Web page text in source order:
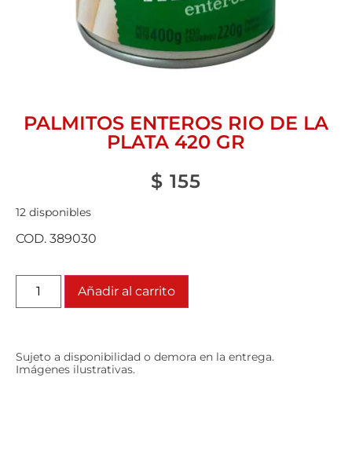
PALMITOS ENTEROS RIO DE LA
PLATA 420 GR
$ 155
12 disponibles
COD. 389030
Añadir al carrito
Sujeto a disponibilidad o demora en la entrega.
Imágenes ilustrativas.